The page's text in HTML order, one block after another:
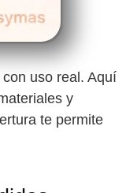
uso real. Aquí
y
te permite